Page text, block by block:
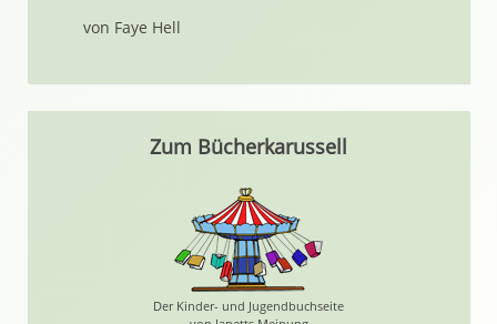
von Faye Hell
Zum Bücherkarussell
Der Kinder- und Jugendbuchseite